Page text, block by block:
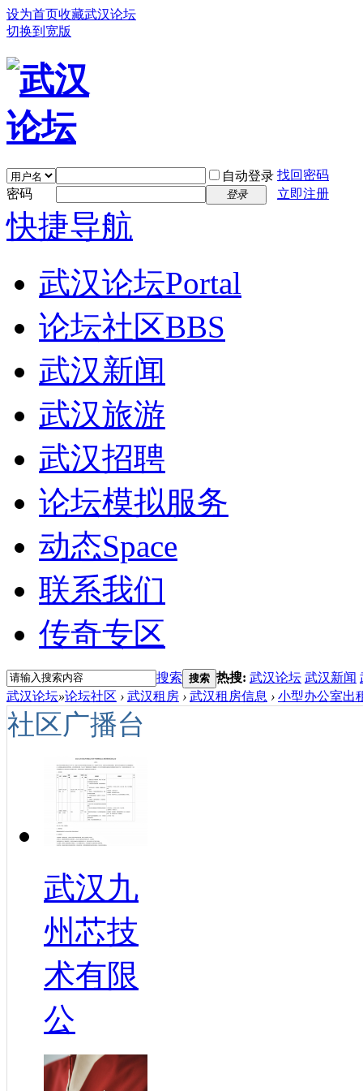
设为首页收藏武汉论坛
切换到宽版
自动登录 找回密码
密码
登录 立即注册
快捷导航
武汉论坛Portal
论坛社区BBS
武汉新闻
武汉旅游
武汉招聘
论坛模拟服务
动态Space
联系我们
传奇专区
搜索 搜索 热搜: 武汉论坛 武汉新闻
武汉论坛»论坛社区 › 武汉租房 › 武汉租房信息 › 小型办公室出
社区广播台
武汉九
州芯技
术有限
公